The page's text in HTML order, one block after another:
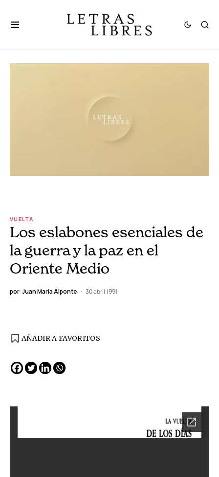
VUELTA
Los eslabones esenciales de
la guerra y la paz en el
Oriente Medio
por Juan Maria Alponte 30 abril 1991
AÑADIR A FAVORITOS